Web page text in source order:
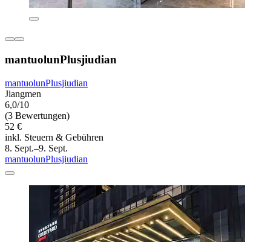
mantuolunPlusjiudian
mantuolunPlusjiudian
Jiangmen
6,0/10
(3 Bewertungen)
52 €
inkl. Steuern & Gebühren
8. Sept.–9. Sept.
mantuolunPlusjiudian